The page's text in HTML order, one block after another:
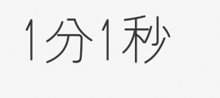
1分1秒